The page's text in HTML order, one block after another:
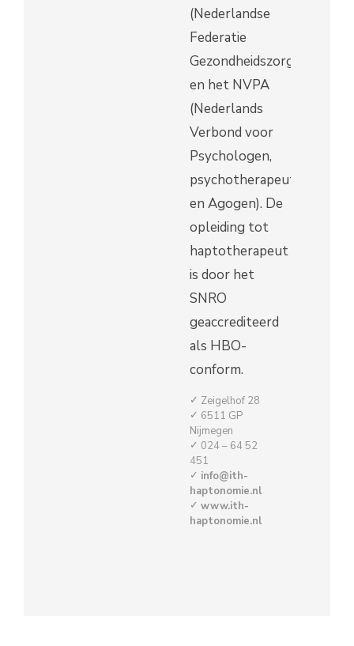
(Nederlandse
Federatie
Gezondheidszorg)
en het NVPA
(Nederlands
Verbond voor
Psychologen,
psychotherapeuten
en Agogen). De
opleiding tot
haptotherapeut
is door het
SNRO
geaccrediteerd
als HBO-
conform.
Zeigelhof 28
6511 GP
Nijmegen
024 – 64 52
451
info@ith-
haptonomie.nl
www.ith-
haptonomie.nl